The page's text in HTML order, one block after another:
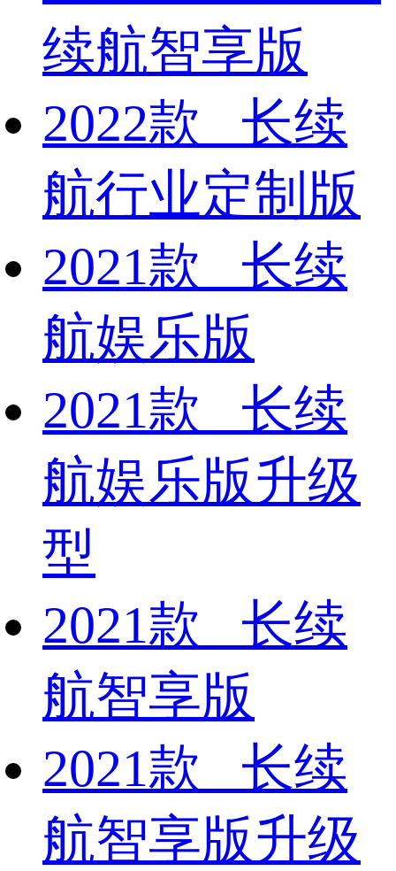
续航智享版
2022款 长续
航行业定制版
2021款 长续
航娱乐版
2021款 长续
航娱乐版升级
型
2021款 长续
航智享版
2021款 长续
航智享版升级